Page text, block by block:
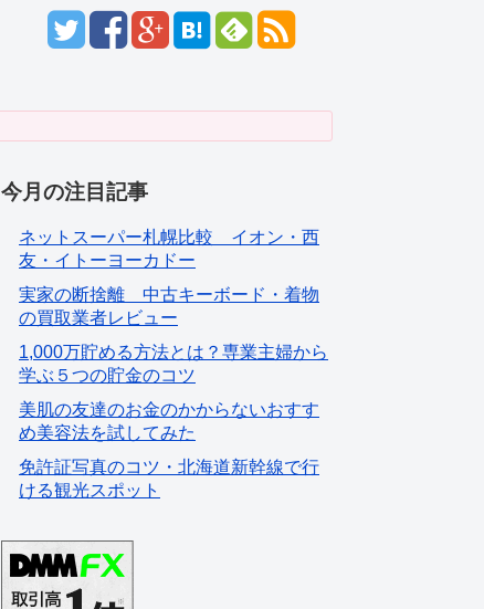
今月の注目記事
ネットスーパー札幌比較 イオン・西
友・イトーヨーカドー
実家の断捨離 中古キーボード・着物
の買取業者レビュー
1,000万貯める方法とは？専業主婦から
学ぶ５つの貯金のコツ
美肌の友達のお金のかからないおすす
め美容法を試してみた
免許証写真のコツ・北海道新幹線で行
ける観光スポット